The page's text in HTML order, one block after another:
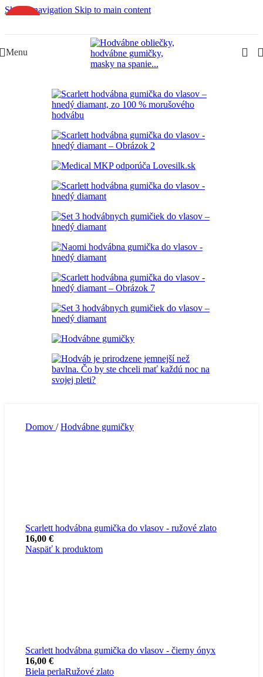
Skip to navigation Skip to main content
Menu
Domov / Hodvábne gumičky
Scarlett hodvábna gumička do vlasov - ružové zlato
16,00 €
Naspäť k produktom
Scarlett hodvábna gumička do vlasov - čierny ónyx
16,00 €
Biela perlaRužové zlato